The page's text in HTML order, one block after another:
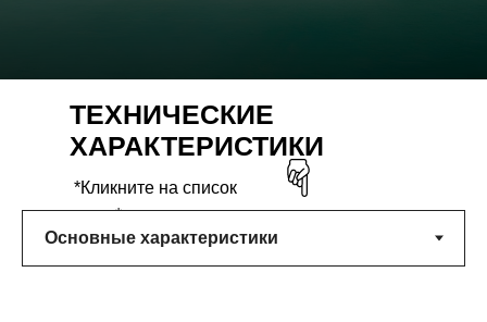
ТЕХНИЧЕСКИЕ
ХАРАКТЕРИСТИКИ
*Кликните на список
ниже*